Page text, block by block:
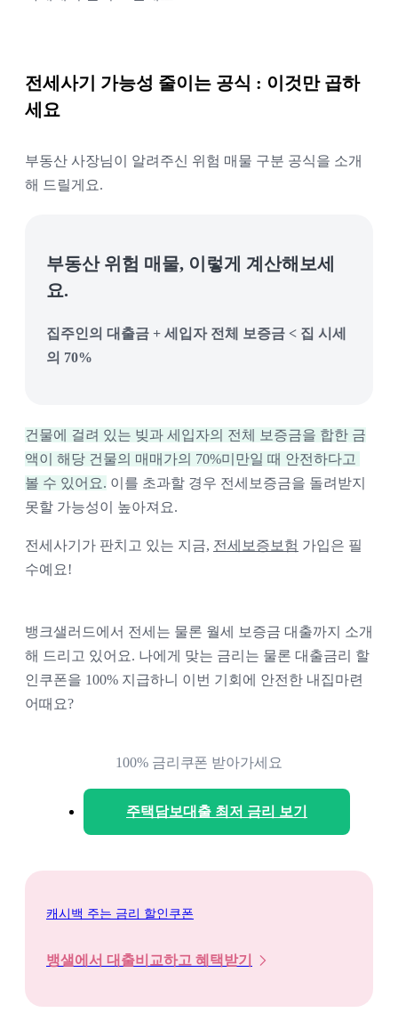
전세사기 가능성 줄이는 공식 : 이것만 곱하
세요
부동산 사장님이 알려주신 위험 매물 구분 공식을 소개
해 드릴게요.
부동산 위험 매물, 이렇게 계산해보세
요.
집주인의 대출금 + 세입자 전체 보증금 < 집 시세
의 70%
건물에 걸려 있는 빚과 세입자의 전체 보증금을 합한 금
액이 해당 건물의 매매가의 70%미만일 때 안전하다고
볼 수 있어요. 이를 초과할 경우 전세보증금을 돌려받지
못할 가능성이 높아져요.
전세사기가 판치고 있는 지금, 전세보증보험 가입은 필
수예요!
뱅크샐러드에서 전세는 물론 월세 보증금 대출까지 소개
해 드리고 있어요. 나에게 맞는 금리는 물론 대출금리 할
인쿠폰을 100% 지급하니 이번 기회에 안전한 내집마련
어때요?
100% 금리쿠폰 받아가세요
주택담보대출 최저 금리 보기
캐시백 주는 금리 할인쿠폰
뱅샐에서 대출비교하고 혜택받기